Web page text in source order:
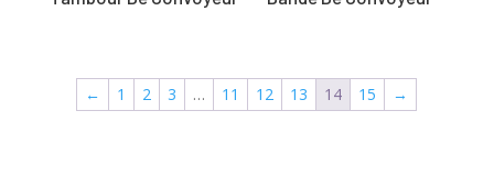
← 1 2 3 … 11 12 13 14 15 →